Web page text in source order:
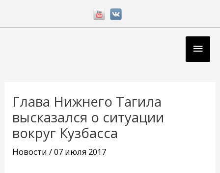
Глава Нижнего Тагила
высказался о ситуации
вокруг Кузбасса
Новости /07 июля 2017
записям